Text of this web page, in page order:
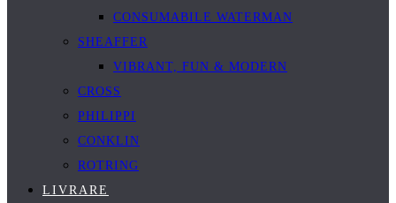
CONSUMABILE WATERMAN
SHEAFFER
VIBRANT, FUN & MODERN
CROSS
PHILIPPI
CONKLIN
ROTRING
LIVRARE